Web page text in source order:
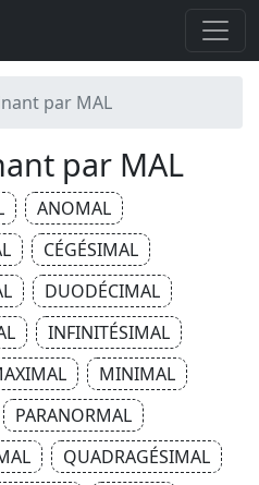
par MAL
par MAL
ANOMAL
CÉGÉSIMAL
DUODÉCIMAL
INFINITÉSIMAL
MINIMAL
PARANORMAL
QUADRAGÉSIMAL